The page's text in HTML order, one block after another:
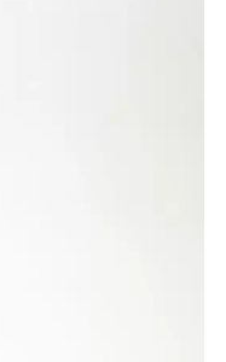
sie den Balken
über 800
Punkten einen
Bestzeit. Im